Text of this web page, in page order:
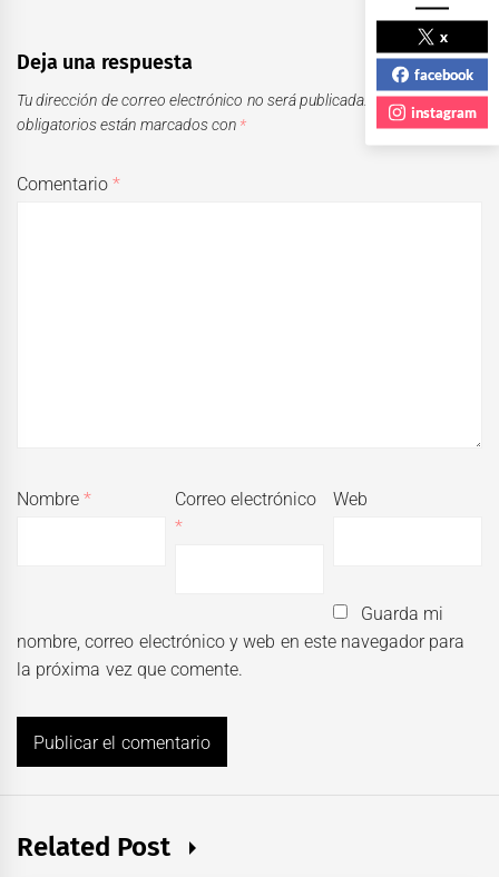
Deja una respuesta
Tu dirección de correo electrónico no será publicada.
Los campos
obligatorios están marcados con *
Comentario*
Nombre*
Correo electrónico
*
Web
Guarda mi
nombre, correo electrónico y web en este navegador para
la próxima vez que comente.
Related Post
x
facebook
instagram